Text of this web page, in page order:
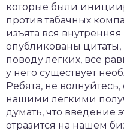
которые были
против табачных
изъята вся
опубликованы цитаты,
поводу легких, все
у него существует
Ребята, не волнуйтесь,
нашими легкими
думать, что введение
отразится на нашем